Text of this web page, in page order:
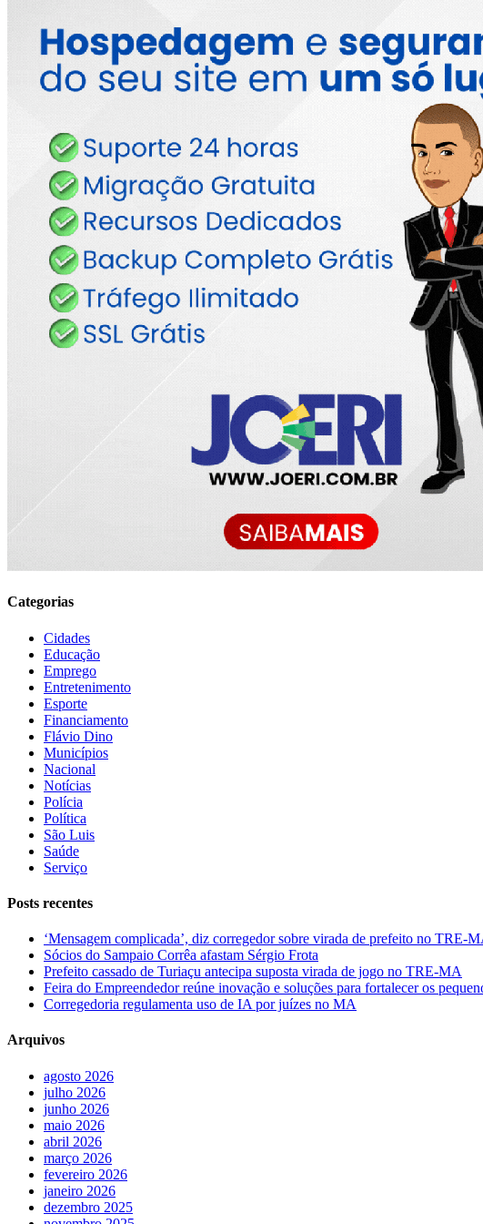
Categorias
Cidades
Educação
Emprego
Entretenimento
Esporte
Financiamento
Flávio Dino
Municípios
Nacional
Notícias
Polícia
Política
São Luis
Saúde
Serviço
Posts recentes
‘Mensagem complicada’, diz corregedor sobre virada de prefeito no TRE-
Sócios do Sampaio Corrêa afastam Sérgio Frota
Prefeito cassado de Turiaçu antecipa suposta virada de jogo no TRE-MA
Feira do Empreendedor reúne inovação e soluções para fortalecer os
Corregedoria regulamenta uso de IA por juízes no MA
Arquivos
agosto 2026
julho 2026
junho 2026
maio 2026
abril 2026
março 2026
fevereiro 2026
janeiro 2026
dezembro 2025